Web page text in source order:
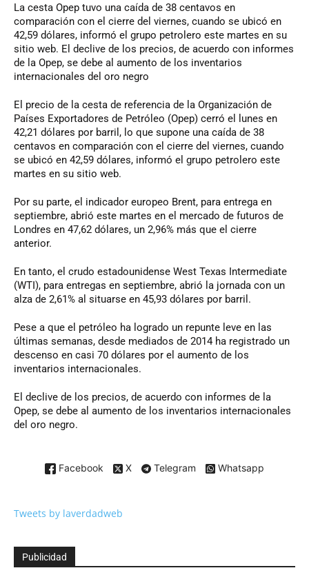
La cesta Opep tuvo una caída de 38 centavos en
comparación con el cierre del viernes, cuando se ubicó en
42,59 dólares, informó el grupo petrolero este martes en su
sitio web. El declive de los precios, de acuerdo con informes
de la Opep, se debe al aumento de los inventarios
internacionales del oro negro
El precio de la cesta de referencia de la Organización de
Países Exportadores de Petróleo (Opep) cerró el lunes en
42,21 dólares por barril, lo que supone una caída de 38
centavos en comparación con el cierre del viernes, cuando
se ubicó en 42,59 dólares, informó el grupo petrolero este
martes en su sitio web.
Por su parte, el indicador europeo Brent, para entrega en
septiembre, abrió este martes en el mercado de futuros de
Londres en 47,62 dólares, un 2,96% más que el cierre
anterior.
En tanto, el crudo estadounidense West Texas Intermediate
(WTI), para entregas en septiembre, abrió la jornada con un
alza de 2,61% al situarse en 45,93 dólares por barril.
Pese a que el petróleo ha logrado un repunte leve en las
últimas semanas, desde mediados de 2014 ha registrado un
descenso en casi 70 dólares por el aumento de los
inventarios internacionales.
El declive de los precios, de acuerdo con informes de la
Opep, se debe al aumento de los inventarios internacionales
del oro negro.
Facebook X Telegram Whatsapp
Tweets by laverdadweb
Publicidad